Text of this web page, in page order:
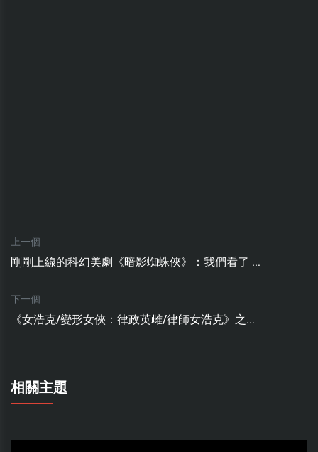
上一個
剛剛上線的科幻美劇《暗影蜘蛛俠》：我們看了 ...
下一個
《女浩克/變形女俠：律政英雌/律師女浩克》之...
相關主題